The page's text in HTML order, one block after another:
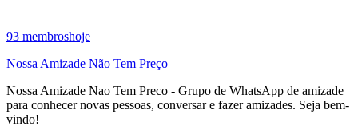
93 membroshoje
Nossa Amizade Não Tem Preço
Nossa Amizade Nao Tem Preco - Grupo de WhatsApp de amizade
para conhecer novas pessoas, conversar e fazer amizades. Seja bem-
vindo!